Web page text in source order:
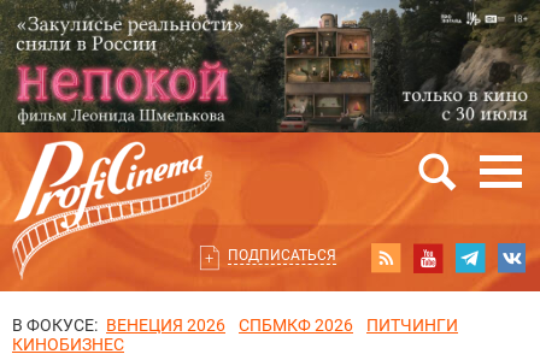
ПОДПИСАТЬСЯ
В ФОКУСЕ: ВЕНЕЦИЯ 2026 СПБМКФ 2026
ПИТЧИНГИ
КИНОБИЗНЕС